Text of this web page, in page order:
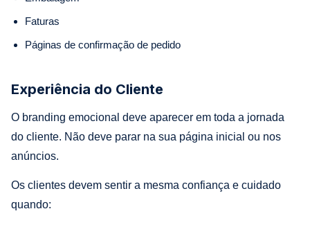
Faturas
Páginas de confirmação de pedido
Experiência do Cliente
O branding emocional deve aparecer em toda a jornada
do cliente. Não deve parar na sua página inicial ou nos
anúncios.
Os clientes devem sentir a mesma confiança e cuidado
quando: